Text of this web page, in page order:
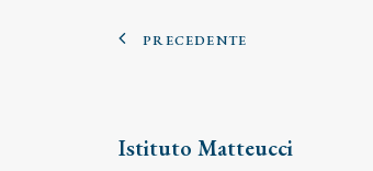
PRECEDENTE
Istituto Matteucci